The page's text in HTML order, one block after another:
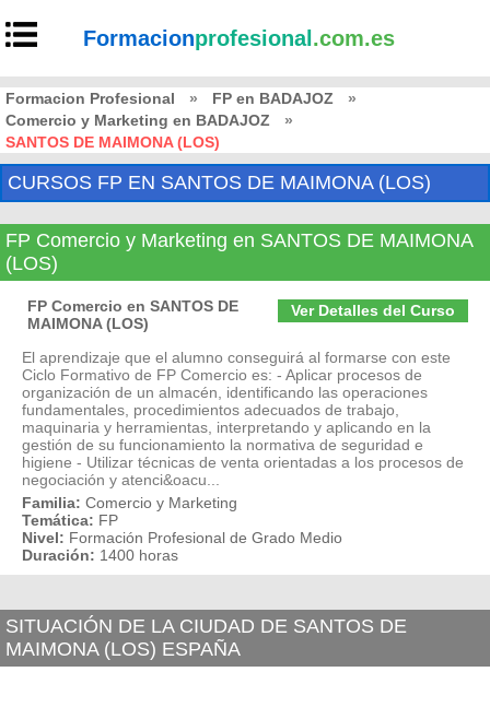
Formacionprofesional .com.es
Formacion Profesional » FP en BADAJOZ
»
Comercio y Marketing en BADAJOZ
»
SANTOS DE MAIMONA (LOS)
CURSOS FP EN SANTOS DE MAIMONA (LOS)
FP Comercio y Marketing en SANTOS DE MAIMONA
(LOS)
Ver Detalles del Curso
FP Comercio en SANTOS DE
MAIMONA (LOS)
El aprendizaje que el alumno conseguirá al formarse con este
Ciclo Formativo de FP Comercio es: - Aplicar procesos de
organización de un almacén, identificando las operaciones
fundamentales, procedimientos adecuados de trabajo,
maquinaria y herramientas, interpretando y aplicando en la
gestión de su funcionamiento la normativa de seguridad e
higiene - Utilizar técnicas de venta orientadas a los procesos de
negociación y atenci&oacu...
Familia: Comercio y Marketing
Temática: FP
Nivel: Formación Profesional de Grado Medio
Duración: 1400 horas
SITUACIÓN DE LA CIUDAD DE SANTOS DE
MAIMONA (LOS) ESPAÑA